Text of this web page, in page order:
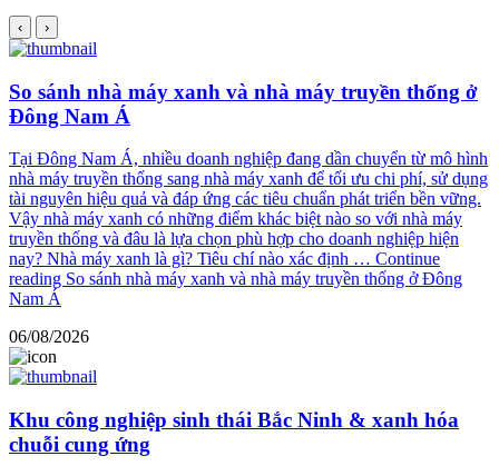
‹ ›
So sánh nhà máy xanh và nhà máy truyền thống ở
Đông Nam Á
Tại Đông Nam Á, nhiều doanh nghiệp đang dần chuyển từ mô hình
nhà máy truyền thống sang nhà máy xanh để tối ưu chi phí, sử dụng
tài nguyên hiệu quả và đáp ứng các tiêu chuẩn phát triển bền vững.
Vậy nhà máy xanh có những điểm khác biệt nào so với nhà máy
truyền thống và đâu là lựa chọn phù hợp cho doanh nghiệp hiện
nay? Nhà máy xanh là gì? Tiêu chí nào xác định … Continue
reading So sánh nhà máy xanh và nhà máy truyền thống ở Đông
Nam Á
06/08/2026
Khu công nghiệp sinh thái Bắc Ninh & xanh hóa
chuỗi cung ứng